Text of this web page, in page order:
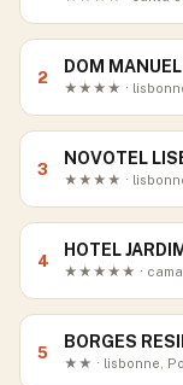
2
DOM
★★★★ ·
3
NOVOTEL
★★★★ ·
4
HOTEL
★★★★★ ·
5
BORGES
★★ · lisbonne,